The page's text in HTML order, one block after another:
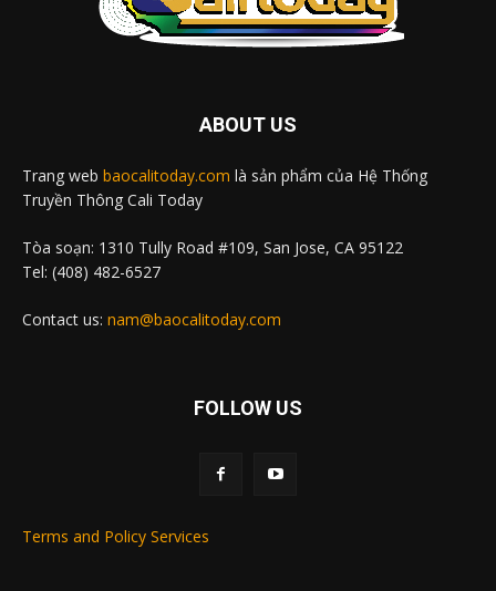
ABOUT US
Trang web baocalitoday.com là sản phẩm của Hệ Thống
Truyền Thông Cali Today
Tòa soạn: 1310 Tully Road #109, San Jose, CA 95122
Tel: (408) 482-6527
Contact us: nam@baocalitoday.com
FOLLOW US
Terms and Policy Services